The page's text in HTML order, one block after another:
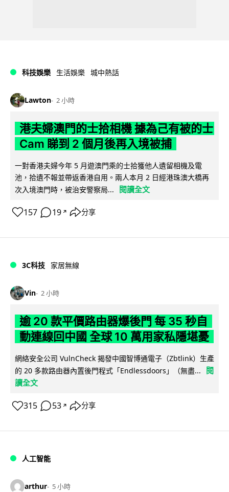
科技娛樂 生活娛樂 城中熱話
Lawton 2 小時
港夫婦澳門的士拾相機 據為己有被的士
Cam 睇到 2 個月後再入境被捕
一對香港夫婦今年 5 月遊澳門乘的士拾獲他人遺留相機及電
池，拾遺不報並帶返香港自用。兩人本月 2 日經港珠澳大橋再
次入境澳門時，被治安警察局...
閱讀全文
157 19 ↗ 分享
3C科技 家居無線
Vin 2 小時
逾 20 款平價路由器爆後門 每 35 秒自
動連線回中國 全球 10 萬用家私隱堪憂
網絡安全公司 VulnCheck 揭發中國智博通電子（Zbtlink）生產
的 20 多款路由器內置後門程式「Endlessdoors」（無盡...
閱
讀全文
315 53 ↗ 分享
人工智能
arthur 5 小時